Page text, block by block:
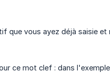
que vous ayez déjà saisie et
ce mot clef : dans